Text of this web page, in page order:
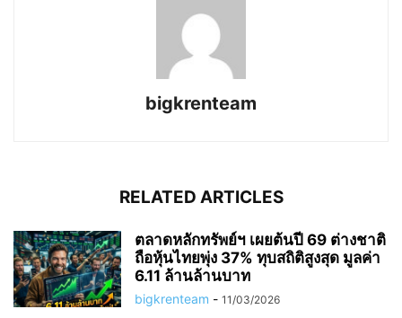
bigkrenteam
RELATED ARTICLES
ตลาดหลักทรัพย์ฯ เผยต้นปี 69 ต่างชาติ
ถือหุ้นไทยพุ่ง 37% ทุบสถิติสูงสุด มูลค่า
6.11 ล้านล้านบาท
bigkrenteam - 11/03/2026